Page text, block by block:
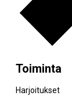
Toiminta
Harjoitukset